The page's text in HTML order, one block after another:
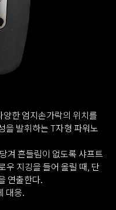
한 엄지손가락의 위치를
을 발휘하는 T자형 파워노
겨 흔들림이 없도록 샤프트
우 지깅을 들어 올릴 때, 단
연출한다.
대응.